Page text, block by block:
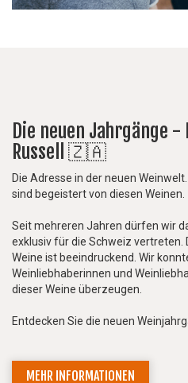
Die neuen Jahrgänge
Russell 🇿🇦
Die Adresse in der neuen
sind begeistert von diesen Weinen.
Seit mehreren Jahren dürfen wir
exklusiv für die Schweiz vertreten.
Weine ist beeindruckend. Wir
Weinliebhaberinnen und
dieser Weine überzeugen.
Entdecken Sie die neuen
MEHR INFORMATIONEN